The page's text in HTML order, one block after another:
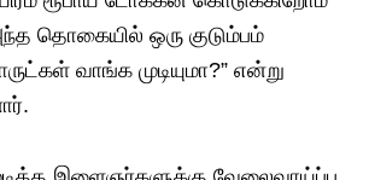
தொகையில் ஒரு குடும்பம்
வாங்க முடியுமா?” என்று